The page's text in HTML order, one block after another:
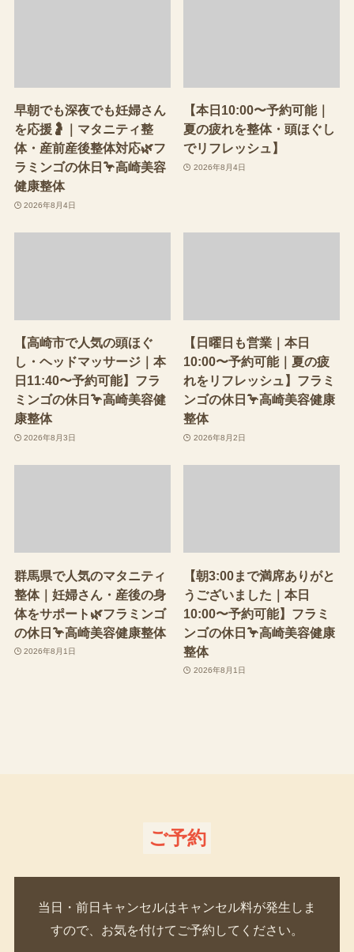
早朝でも深夜でも妊婦さん
を応援🤰｜マタニティ整
体・産前産後整体対応🌿フ
ラミンゴの休日🦩高崎美容
健康整体
2026年8月4日
【本日10:00〜予約可能｜
夏の疲れを整体・頭ほぐし
でリフレッシュ】
2026年8月4日
【高崎市で人気の頭ほぐ
し・ヘッドマッサージ｜本
日11:40〜予約可能】フラ
ミンゴの休日🦩高崎美容健
康整体
2026年8月3日
【日曜日も営業｜本日
10:00〜予約可能｜夏の疲
れをリフレッシュ】フラミ
ンゴの休日🦩高崎美容健康
整体
2026年8月2日
群馬県で人気のマタニティ
整体｜妊婦さん・産後の身
体をサポート🌿フラミンゴ
の休日🦩高崎美容健康整体
2026年8月1日
【朝3:00まで満席ありがと
うございました｜本日
10:00〜予約可能】フラミ
ンゴの休日🦩高崎美容健康
整体
2026年8月1日
ご予約
当日・前日キャンセルはキャンセル料が発生しま
すので、お気を付けてご予約してください。